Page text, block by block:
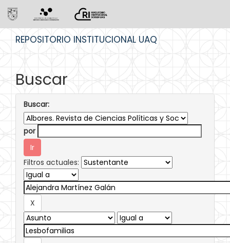
REPOSITORIO INSTITUCIONAL UAQ
Buscar
Buscar:
por
Filtros actuales: